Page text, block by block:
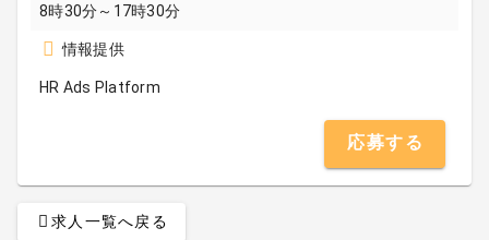
8時30分～17時30分
情報提供
HR Ads Platform
応募する
求人一覧へ戻る